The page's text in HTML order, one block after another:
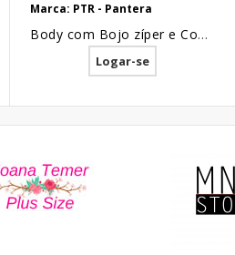
Marca: PTR - Pantera
Body com Bojo zíper e Com Strass em Suplex Estampa Colors
Logar-se